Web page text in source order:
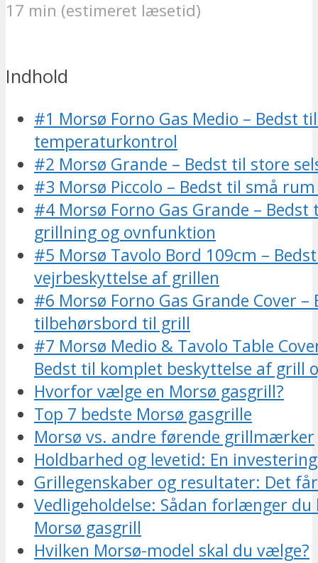
17 min (estimeret læsetid)
Indhold
#1 Morsø Forno Gas Medio – Bedst
temperaturkontrol
#2 Morsø Grande – Bedst til store
#3 Morsø Piccolo – Bedst til små
#4 Morsø Forno Gas Grande – Bedst
grillning og ovnfunktion
#5 Morsø Tavolo Bord 109cm –
vejrbeskyttelse af grillen
#6 Morsø Forno Gas Grande Cover –
tilbehørsbord til grill
#7 Morsø Medio & Tavolo Table
Bedst til komplet beskyttelse af grill
Hvorfor vælge en Morsø gasgrill?
Top 7 bedste Morsø gasgrille
Morsø vs. andre førende grillmærker
Holdbarhed og levetid: En
Grillegenskaber og resultater: Det
Vedligeholdelse: Sådan forlænger
Morsø gasgrill
Hvilken Morsø-model skal du vælge?